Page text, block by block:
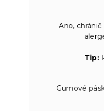
Ano,
Tip:
Gumové